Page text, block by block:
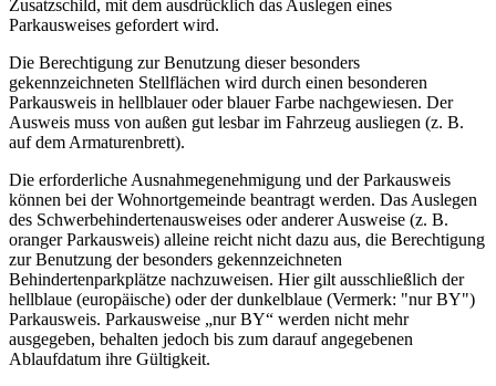
Zusatzschild, mit dem ausdrücklich das Auslegen eines
Parkausweises gefordert wird.
Die Berechtigung zur Benutzung dieser besonders
gekennzeichneten Stellflächen wird durch einen besonderen
Parkausweis in hellblauer oder blauer Farbe nachgewiesen. Der
Ausweis muss von außen gut lesbar im Fahrzeug ausliegen (z. B.
auf dem Armaturenbrett).
Die erforderliche Ausnahmegenehmigung und der Parkausweis
können bei der Wohnortgemeinde beantragt werden. Das Auslegen
des Schwerbehindertenausweises oder anderer Ausweise (z. B.
oranger Parkausweis) alleine reicht nicht dazu aus, die Berechtigung
zur Benutzung der besonders gekennzeichneten
Behindertenparkplätze nachzuweisen. Hier gilt ausschließlich der
hellblaue (europäische) oder der dunkelblaue (Vermerk: "nur BY")
Parkausweis. Parkausweise „nur BY“ werden nicht mehr
ausgegeben, behalten jedoch bis zum darauf angegebenen
Ablaufdatum ihre Gültigkeit.